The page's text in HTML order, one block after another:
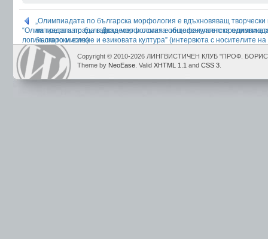
„Олимпиадата по българска морфология е вдъхновяващ
на трета награда в Двадесет и осмата общофакултетска
български език)
“Олимпиадата по българска морфология е интелектуално
логическото мислене и езиковата култура” (интервюта с носителите
XXVIII-та общофакултетска олимпиада по морфология на съвременния
Copyright © 2010-2026 ЛИНГВИСТИЧЕН КЛУБ "ПРОФ.
Theme by NeoEase . Valid XHTML 1.1 and CSS 3